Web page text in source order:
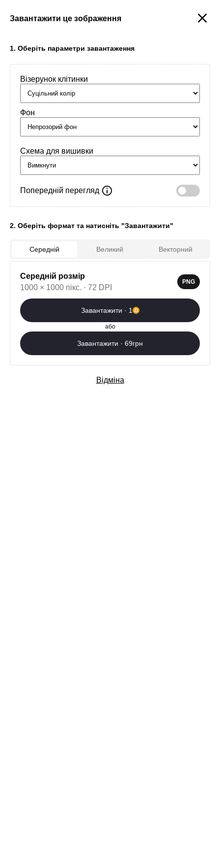
Головна / Орнаменти / Імена
Завантажити зараз
Додаткові послуги
Завантажити це зображення
1. Оберіть параметри завантаження
Візерунок клітинки
Фон
Схема для вишивки
Попередній перегляд
2. Оберіть формат та натисніть "Завантажити"
Середній Великий Векторний
Середній розмір
1000 × 1000 пікс. · 72 DPI
PNG
Завантажити · 1
або
Завантажити · 69грн
Відміна